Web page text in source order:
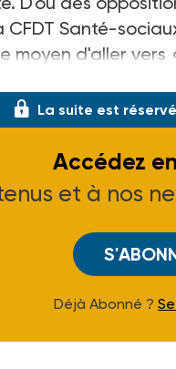
Santé-
moyen d'aller vers
La suite est
Accédez
et à nos
Déjà Abonné ?